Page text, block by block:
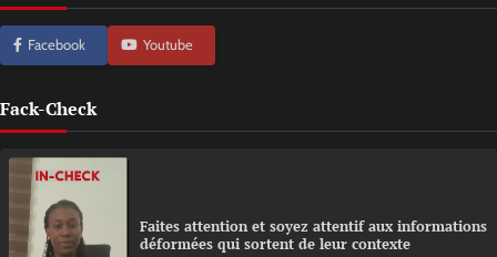
Facebook Youtube
Fack-Check
Faites attention et soyez attentif aux informations
déformées qui sortent de leur contexte